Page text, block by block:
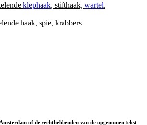
klephaak, stifthaak, wartel.
haak, spie, krabbers.
of de rechthebbenden van de opgenomen tekst-